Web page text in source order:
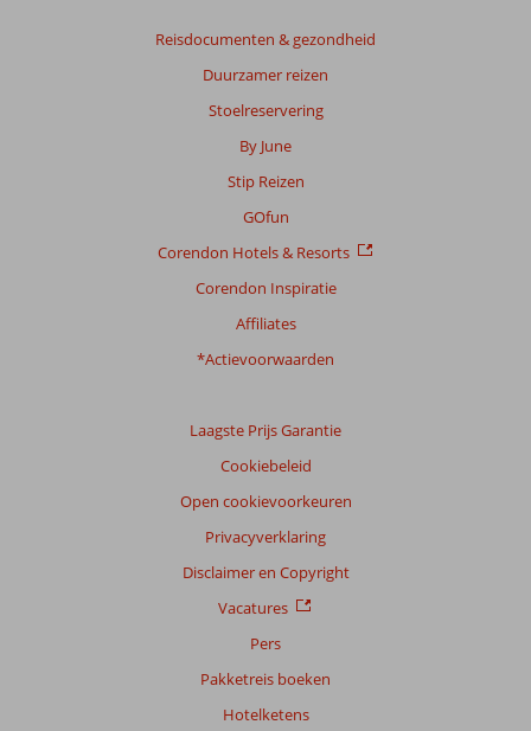
Reisdocumenten & gezondheid
Duurzamer reizen
Stoelreservering
By June
Stip Reizen
GOfun
Corendon Hotels & Resorts
Corendon Inspiratie
Affiliates
*Actievoorwaarden
Laagste Prijs Garantie
Cookiebeleid
Open cookievoorkeuren
Privacyverklaring
Disclaimer en Copyright
Vacatures
Pers
Pakketreis boeken
Hotelketens